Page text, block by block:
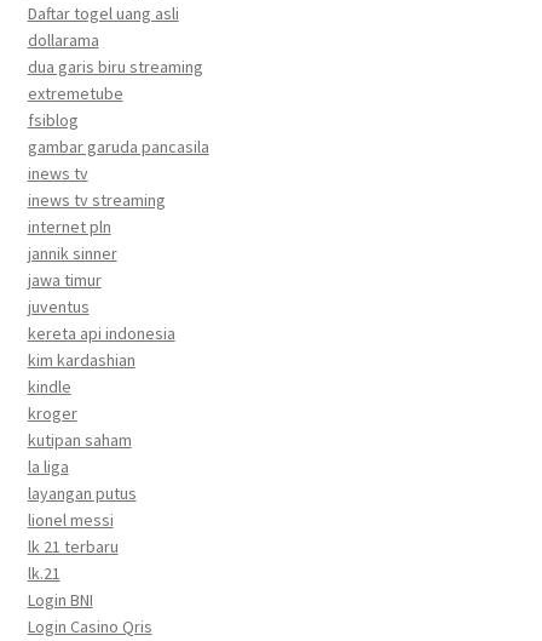
Daftar togel uang asli
dollarama
dua garis biru streaming
extremetube
fsiblog
gambar garuda pancasila
inews tv
inews tv streaming
internet pln
jannik sinner
jawa timur
juventus
kereta api indonesia
kim kardashian
kindle
kroger
kutipan saham
la liga
layangan putus
lionel messi
lk 21 terbaru
lk.21
Login BNI
Login Casino Qris